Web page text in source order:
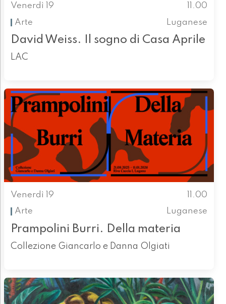
Venerdì 19
11.00
Arte
Luganese
David Weiss. Il sogno di Casa Aprile
LAC
Venerdì 19
11.00
Arte
Luganese
Prampolini Burri. Della materia
Collezione Giancarlo e Danna Olgiati